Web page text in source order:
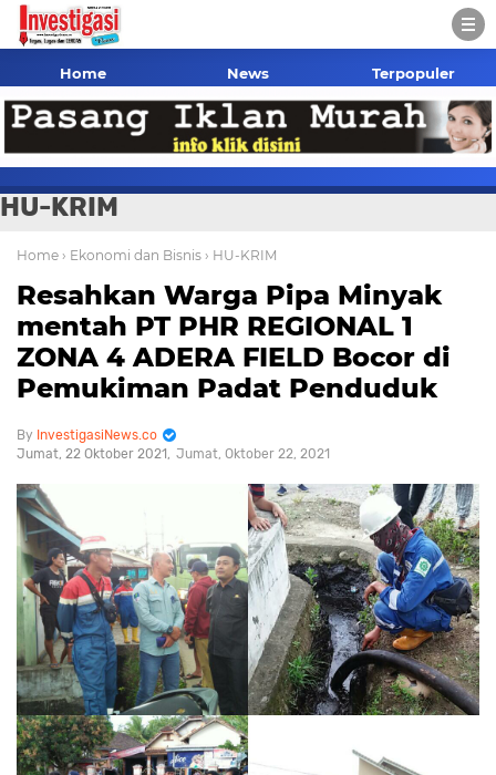
Home News Terpopuler
HU-KRIM
Home › Ekonomi dan Bisnis › HU-KRIM
Resahkan Warga Pipa Minyak
mentah PT PHR REGIONAL 1
ZONA 4 ADERA FIELD Bocor di
Pemukiman Padat Penduduk
InvestigasiNews.co
Jumat, 22 Oktober 2021
Jumat, Oktober 22, 2021